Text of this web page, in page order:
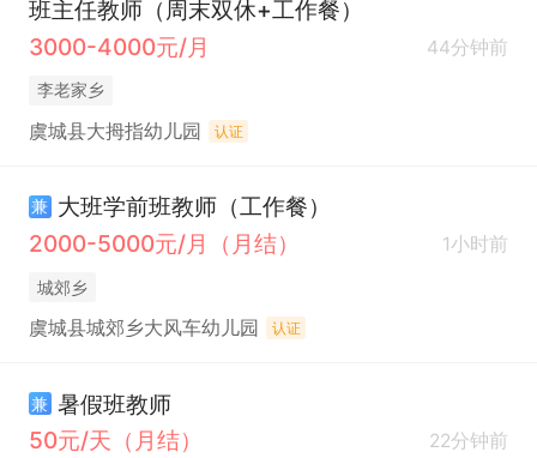
班主任教师（周末双休+工作餐）
3000-4000元/月
44分钟前
李老家乡
虞城县大拇指幼儿园 认证
兼 大班学前班教师（工作餐）
2000-5000元/月（月结）
1小时前
城郊乡
虞城县城郊乡大风车幼儿园 认证
兼 暑假班教师
50元/天（月结）
22分钟前